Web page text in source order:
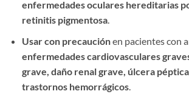
enfermedades oculares hereditarias
retinitis pigmentosa.
Usar con precaución en pacientes con
enfermedades cardiovasculares
grave, daño renal grave, úlcera
trastornos hemorrágicos.